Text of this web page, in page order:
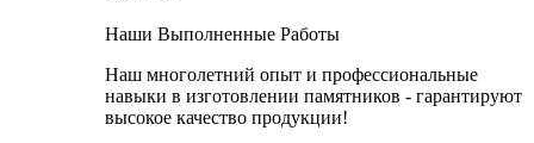
Наши Выполненные Работы
Наш многолетний опыт и профессиональные
навыки в изготовлении памятников - гарантируют
высокое качество продукции!